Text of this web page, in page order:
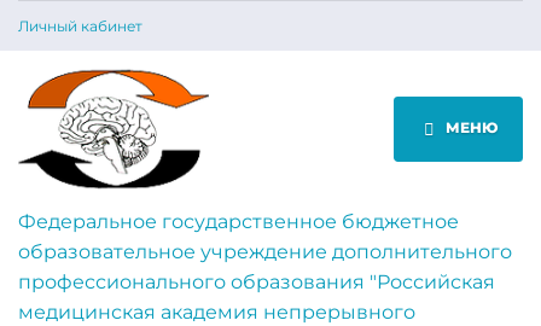
Личный кабинет
МЕНЮ
Федеральное государственное бюджетное
образовательное учреждение дополнительного
профессионального образования "Российская
медицинская академия непрерывного